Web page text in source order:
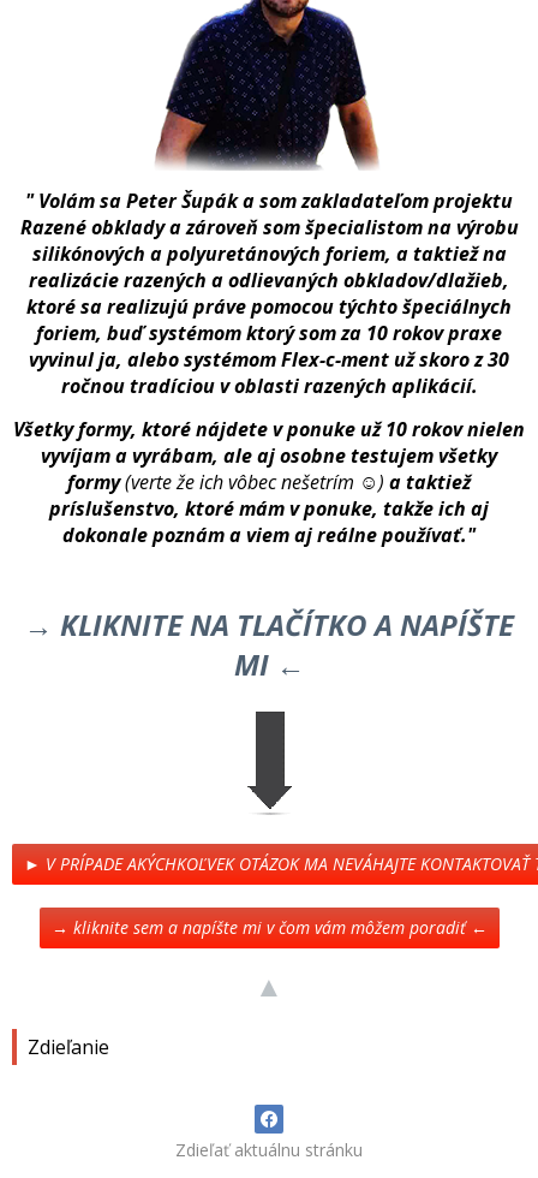
" Volám sa Peter Šupák a som zakladateľom projektu
Razené obklady a zároveň som špecialistom na výrobu
silikónových a polyuretánových foriem, a taktiež na
realizácie razených a odlievaných obkladov/dlažieb,
ktoré sa realizujú práve pomocou týchto špeciálnych
foriem, buď systémom ktorý som za 10 rokov praxe
vyvinul ja, alebo systémom Flex-c-ment už skoro z 30
ročnou tradíciou v oblasti razených aplikácií.
Všetky formy, ktoré nájdete v ponuke už 10 rokov nielen
vyvíjam a vyrábam, ale aj osobne testujem všetky
formy(verte že ich vôbec nešetrím ☺) a taktiež
príslušenstvo, ktoré mám v ponuke, takže ich aj
dokonale poznám a viem aj reálne používať."
→ KLIKNITE NA TLAČÍTKO A NAPÍŠTE
MI ←
► V PRÍPADE AKÝCHKOĽVEK OTÁZOK MA NEVÁHAJTE
→ kliknite sem a napíšte mi v čom vám môžem poradiť ←
▲
Zdieľanie
Zdieľať aktuálnu stránku